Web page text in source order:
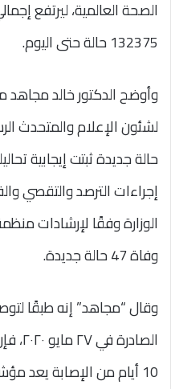
الصحة العالمية، ليرتفع
132375 حالة حتى اليوم.
وأوضح الدكتور خالد
حالة جديدة ثبتت إيجابية
إجراءات الترصد والتقصي
الوزارة وفقًا لإرشادات
وفاة 47 حالة جديدة.
وقال “مجاهد” إنه طبقًا
10 أيام من الإصابة يعد